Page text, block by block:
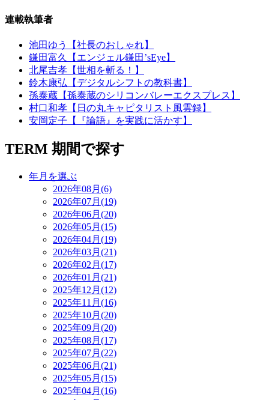
連載執筆者
池田ゆう【社長のおしゃれ】
鎌田富久【エンジェル鎌田’sEye】
北尾吉孝【世相を斬る！】
鈴木康弘【デジタルシフトの教科書】
孫泰蔵【孫泰蔵のシリコンバレーエクスプレス】
村口和孝【日の丸キャピタリスト風雲録】
安岡定子【『論語』を実践に活かす】
TERM 期間で探す
年月を選ぶ
2026年08月(6)
2026年07月(19)
2026年06月(20)
2026年05月(15)
2026年04月(19)
2026年03月(21)
2026年02月(17)
2026年01月(21)
2025年12月(12)
2025年11月(16)
2025年10月(20)
2025年09月(20)
2025年08月(17)
2025年07月(22)
2025年06月(21)
2025年05月(15)
2025年04月(16)